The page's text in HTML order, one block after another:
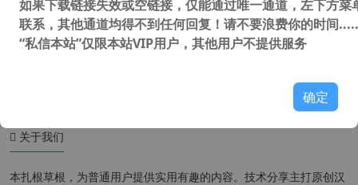
关于我们
本扎根草根，为普通用户提供实用有趣的内容。技术分享主打原创汉
如果下载链接失效或空链接，仅能通过唯一通道，左下方菜
联系，其他通道均得不到任何回复！请不要浪费你的时间
“私信本站”仅限本站VIP用户，其他用户不提供服务
确定